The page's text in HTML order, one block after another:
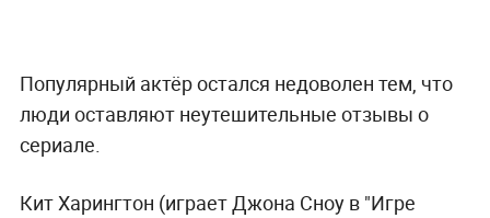
Популярный актёр остался недоволен тем, что
люди оставляют неутешительные отзывы о
сериале.
Кит Харингтон (играет Джона Сноу в "Игре